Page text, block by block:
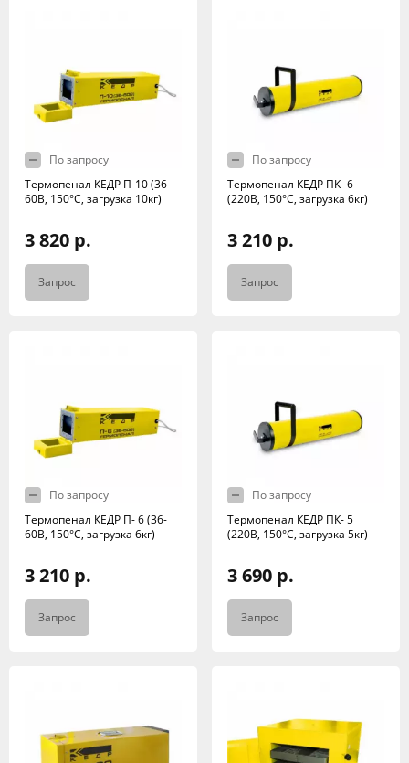
По запросу
Термопенал КЕДР П-10 (36-
60В, 150°C, загрузка 10кг)
3 820 р.
Запрос
По запросу
Термопенал КЕДР ПК- 6
(220В, 150°C, загрузка 6кг)
3 210 р.
Запрос
По запросу
Термопенал КЕДР П- 6 (36-
60В, 150°C, загрузка 6кг)
3 210 р.
Запрос
По запросу
Термопенал КЕДР ПК- 5
(220В, 150°C, загрузка 5кг)
3 690 р.
Запрос